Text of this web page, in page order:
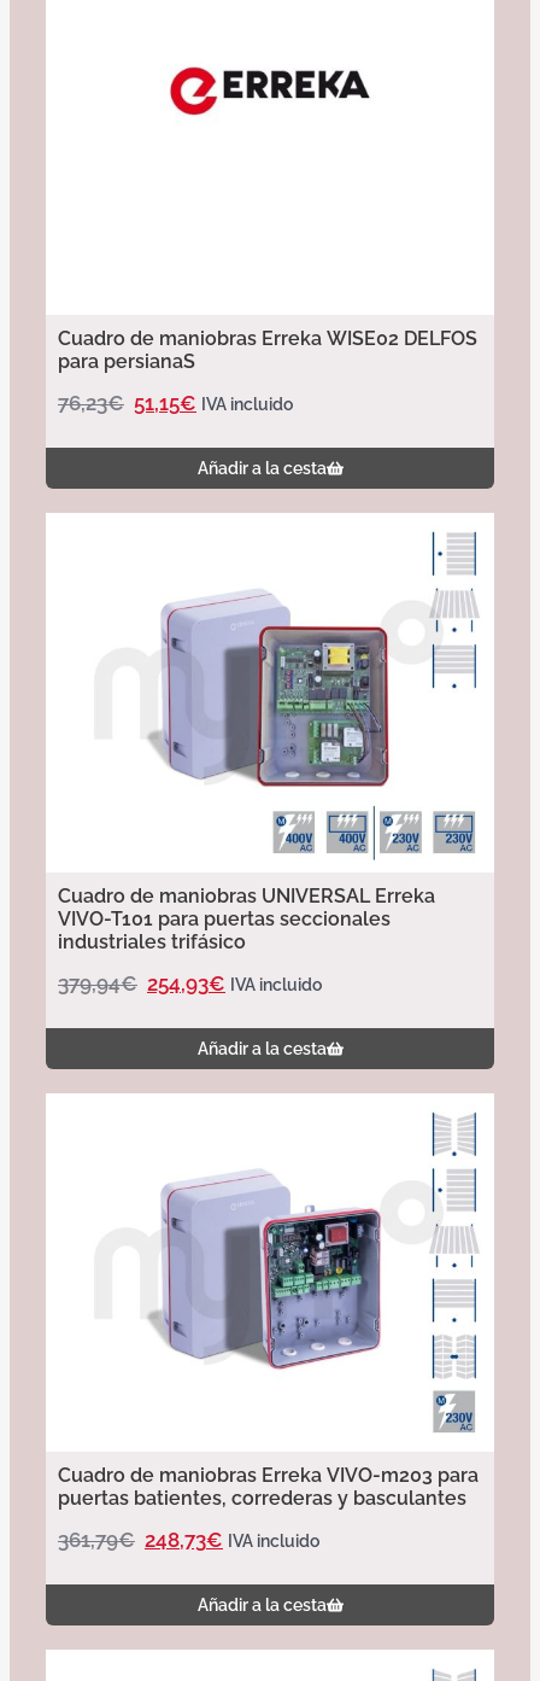
Cuadro de maniobras Erreka WISE02 DELFOS
para persianaS
76,23€ 51,15€ IVA incluido
Añadir a la cesta
Cuadro de maniobras UNIVERSAL Erreka
VIVO-T101 para puertas seccionales
industriales trifásico
379,94€ 254,93€ IVA incluido
Añadir a la cesta
Cuadro de maniobras Erreka VIVO-m203 para
puertas batientes, correderas y basculantes
361,79€ 248,73€ IVA incluido
Añadir a la cesta